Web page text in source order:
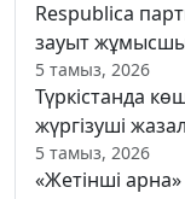
Respublica
зауыт
5 тамыз, 2026
Түркістанда
жүргізуші
5 тамыз, 2026
«Жетінші